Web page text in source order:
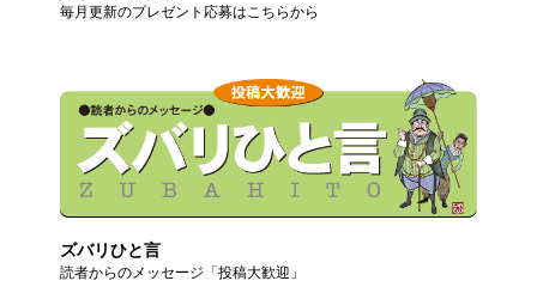
毎月更新のプレゼント応募はこちらから
ズバリひと言
読者からのメッセージ「投稿大歓迎」